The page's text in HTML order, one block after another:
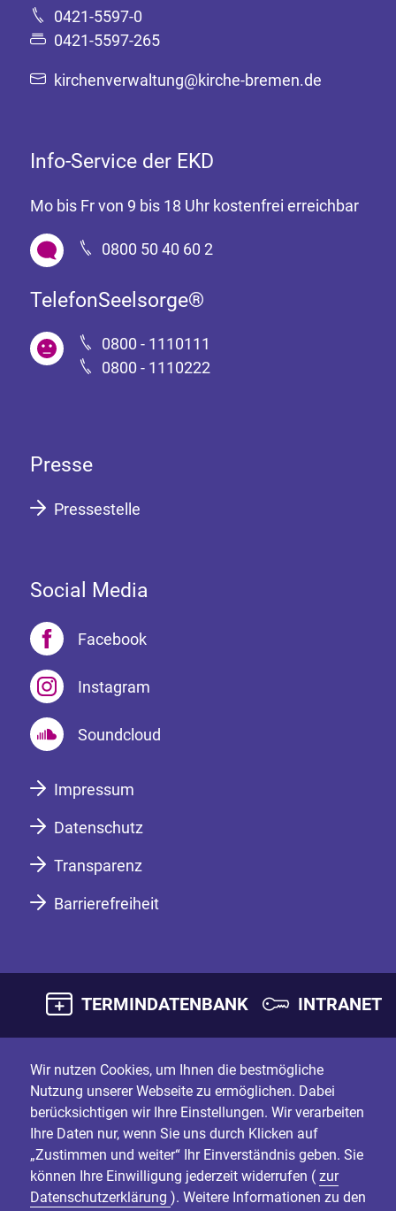
0421-5597-0
0421-5597-265
kirchenverwaltung@kirche-bremen.de
Info-Service der EKD
Mo bis Fr von 9 bis 18 Uhr kostenfrei erreichbar
0800 50 40 60 2
TelefonSeelsorge®
0800 - 1110111
0800 - 1110222
Presse
Pressestelle
Social Media
Facebook
Instagram
Soundcloud
Impressum
Datenschutz
Transparenz
Barrierefreiheit
TERMINDATENBANK INTRANET
Wir nutzen Cookies, um Ihnen die bestmögliche
Nutzung unserer Webseite zu ermöglichen. Dabei
berücksichtigen wir Ihre Einstellungen. Wir verarbeiten
Ihre Daten nur, wenn Sie uns durch Klicken auf
„Zustimmen und weiter“ Ihr Einverständnis geben. Sie
können Ihre Einwilligung jederzeit widerrufen ( zur
Datenschutzerklärung ). Weitere Informationen zu den